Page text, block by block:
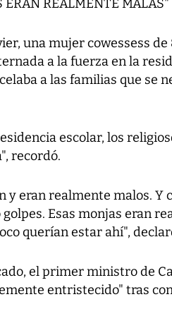
ERAN REALMENTE MALAS"
una mujer cowessess
a la fuerza en la
a las familias que se
escolar, los
recordó.
y eran realmente malos. Y
Esas monjas eran
querían estar ahí",
el primer ministro de
entristecido" tras